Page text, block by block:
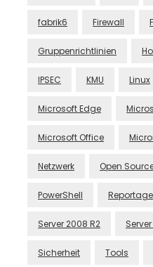
fabrik6 Firewall
Gruppenrichtlinien
IPSEC KMU Linux
Microsoft Edge
Microsoft Office
Netzwerk Open
PowerShell Reportage
Server 2008 R2
Sicherheit Tools